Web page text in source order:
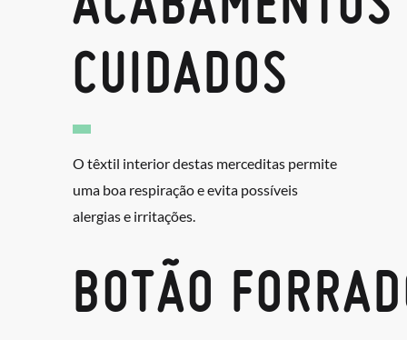
CUIDADOS
O têxtil interior destas merceditas permite
uma boa respiração e evita possíveis
alergias e irritações.
BOTÃO